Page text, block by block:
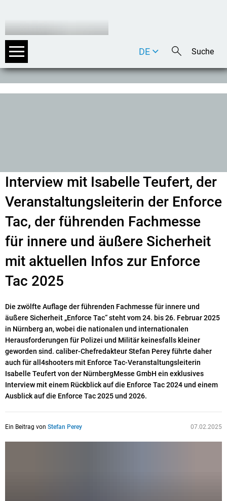
DE
EN
Interview mit Isabelle Teufert, der
Veranstaltungsleiterin der Enforce
Tac, der führenden Fachmesse
für innere und äußere Sicherheit
mit aktuellen Infos zur Enforce
Tac 2025
Die zwölfte Auflage der führenden Fachmesse für innere und
äußere Sicherheit „Enforce Tac“ steht vom 24. bis 26. Februar 2025
in Nürnberg an, wobei die nationalen und internationalen
Herausforderungen für Polizei und Militär keinesfalls kleiner
geworden sind. caliber-Chefredakteur Stefan Perey führte daher
auch für all4shooters mit Enforce Tac-Veranstaltungsleiterin
Isabelle Teufert von der NürnbergMesse GmbH ein exklusives
Interview mit einem Rückblick auf die Enforce Tac 2024 und einem
Ausblick auf die Enforce Tac 2025 und 2026.
Ein Beitrag von Stefan Perey 07.02.2025